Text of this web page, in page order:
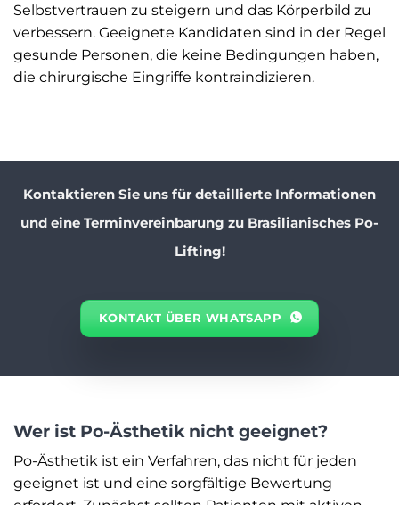
Selbstvertrauen zu steigern und das Körperbild zu
verbessern. Geeignete Kandidaten sind in der Regel
gesunde Personen, die keine Bedingungen haben,
die chirurgische Eingriffe kontraindizieren.
Kontaktieren Sie uns für detaillierte Informationen
und eine Terminvereinbarung zu Brasilianisches Po-
Lifting!
KONTAKT ÜBER WHATSAPP
Wer ist Po-Ästhetik nicht geeignet?
Po-Ästhetik ist ein Verfahren, das nicht für jeden
geeignet ist und eine sorgfältige Bewertung